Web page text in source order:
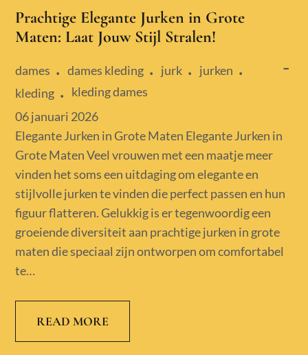
Prachtige Elegante Jurken in Grote
Maten: Laat Jouw Stijl Stralen!
dames dames kleding jurk
jurken
kleding
kleding dames
Posted
on
06 januari 2026
Elegante Jurken in Grote Maten Elegante Jurken in
Grote Maten Veel vrouwen met een maatje meer
vinden het soms een uitdaging om elegante en
stijlvolle jurken te vinden die perfect passen en hun
figuur flatteren. Gelukkig is er tegenwoordig een
groeiende diversiteit aan prachtige jurken in grote
maten die speciaal zijn ontworpen om comfortabel
te…
READ MORE